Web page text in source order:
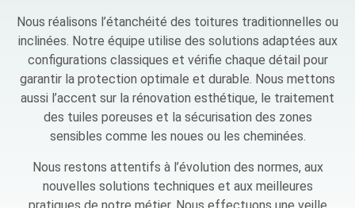
Nous réalisons l’étanchéité des toitures traditionnelles ou
inclinées. Notre équipe utilise des solutions adaptées aux
configurations classiques et vérifie chaque détail pour
garantir la protection optimale et durable. Nous mettons
aussi l’accent sur la rénovation esthétique, le traitement
des tuiles poreuses et la sécurisation des zones
sensibles comme les noues ou les cheminées.
Nous restons attentifs à l’évolution des normes, aux
nouvelles solutions techniques et aux meilleures
pratiques de notre métier. Nous effectuons une veille